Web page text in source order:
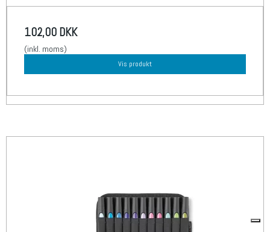
102,00 DKK
(inkl. moms)
Vis produkt